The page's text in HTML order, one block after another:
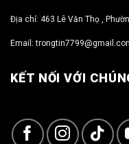
Địa chỉ: 463 Lê Văn Thọ ,
Email:
KẾT NỐI VỚI